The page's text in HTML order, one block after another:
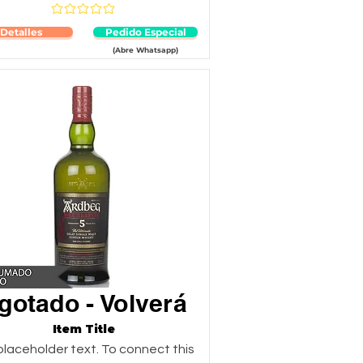
Aún no hay calificaciones
Detalles Pedido Especial
(Abre Whatsapp)
- Volverá
Item Title
text. To connect this